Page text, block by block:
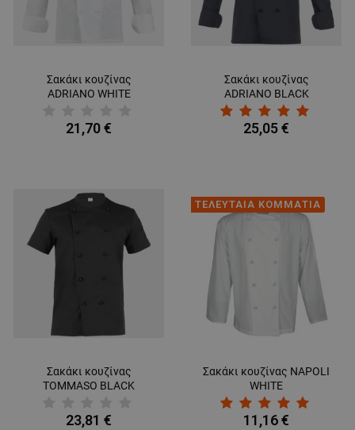
Σακάκι κουζίνας
ADRIANO WHITE
21,70 €
Σακάκι κουζίνας
ADRIANO BLACK
25,05 €
Σακάκι κουζίνας
TOMMASO BLACK
23,81 €
ΤΕΛΕΥΤΑΙΑ ΚΟΜΜΑΤΙΑ
Σακάκι κουζίνας NAPOLI
WHITE
11,16 €